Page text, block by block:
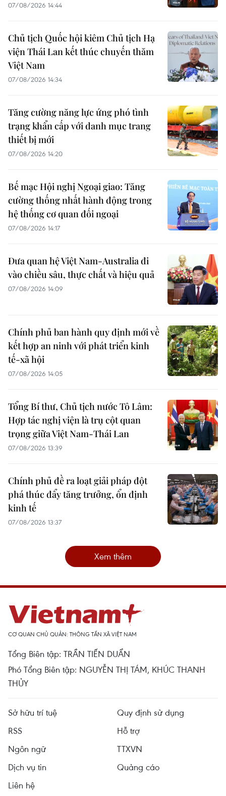
07/08/2026 14:44
Chủ tịch Quốc hội kiêm Chủ tịch Hạ
viện Thái Lan kết thúc chuyến thăm
Việt Nam
07/08/2026 14:34
Tăng cường năng lực ứng phó tình
trạng khẩn cấp với danh mục trang
thiết bị mới
07/08/2026 14:20
Bế mạc Hội nghị Ngoại giao: Tăng
cường thống nhất hành động trong
hệ thống cơ quan đối ngoại
07/08/2026 14:17
Đưa quan hệ Việt Nam-Australia đi
vào chiều sâu, thực chất và hiệu quả
07/08/2026 14:09
Chính phủ ban hành quy định mới về
kết hợp an ninh với phát triển kinh
tế-xã hội
07/08/2026 14:05
Tổng Bí thư, Chủ tịch nước Tô Lâm:
Hợp tác nghị viện là trụ cột quan
trọng giữa Việt Nam-Thái Lan
07/08/2026 13:39
Chính phủ đề ra loạt giải pháp đột
phá thúc đẩy tăng trưởng, ổn định
kinh tế
07/08/2026 13:37
Xem thêm
CƠ QUAN CHỦ QUẢN: THÔNG TẤN XÃ VIỆT NAM
Tổng Biên tập: TRẦN TIẾN DUẨN
Phó Tổng Biên tập: NGUYỄN THỊ TÁM, KHÚC THANH
THỦY
Sở hữu trí tuệ
Quy định sử dụng
RSS
Hỗ trợ
Ngôn ngữ
TTXVN
Dịch vụ tin
Quảng cáo
Liên hệ